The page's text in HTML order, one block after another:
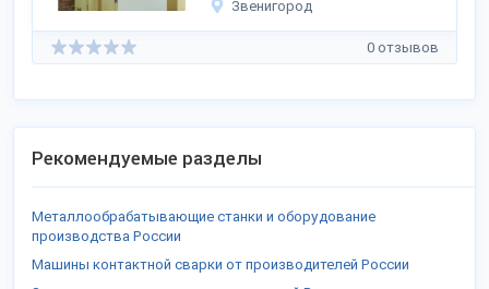
Звенигород
0 отзывов
Рекомендуемые разделы
Металлообрабатывающие станки и оборудование
производства России
Машины контактной сварки от производителей России